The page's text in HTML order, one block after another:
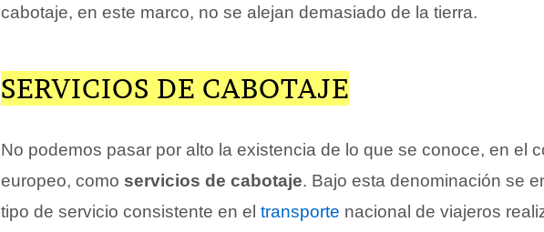
cabotaje, en este marco, no se alejan demasiado de la tierra.
SERVICIOS DE CABOTAJE
No podemos pasar por alto la existencia de lo que se conoce, en el
europeo, como servicios de cabotaje. Bajo esta denominación se
tipo de servicio consistente en el transporte nacional de viajeros